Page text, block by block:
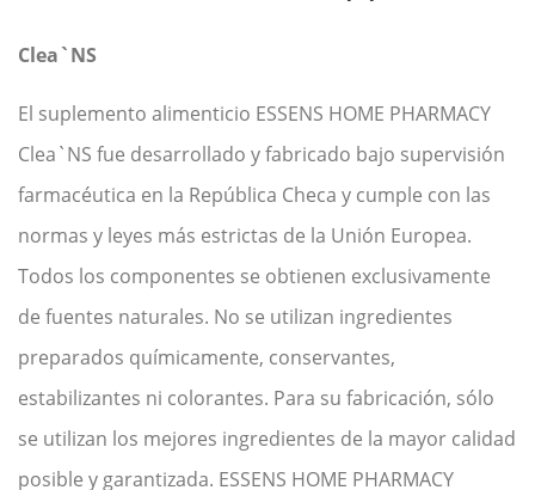
Clea`NS
El suplemento alimenticio ESSENS HOME PHARMACY
Clea`NS fue desarrollado y fabricado bajo supervisión
farmacéutica en la República Checa y cumple con las
normas y leyes más estrictas de la Unión Europea.
Todos los componentes se obtienen exclusivamente
de fuentes naturales. No se utilizan ingredientes
preparados químicamente, conservantes,
estabilizantes ni colorantes. Para su fabricación, sólo
se utilizan los mejores ingredientes de la mayor calidad
posible y garantizada. ESSENS HOME PHARMACY